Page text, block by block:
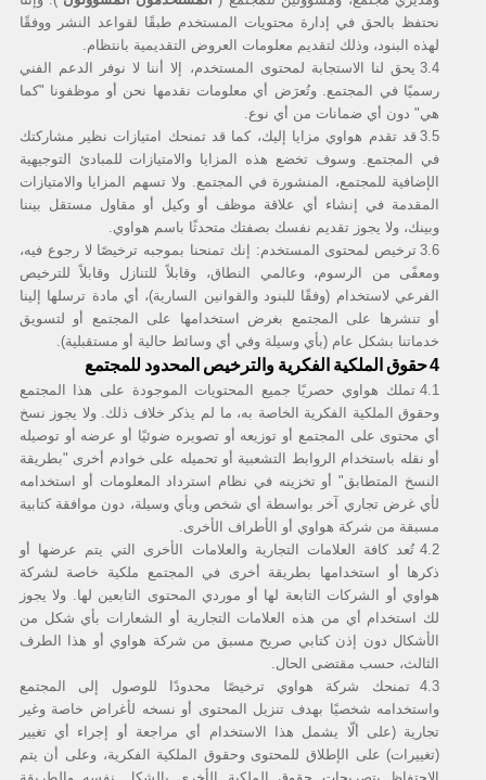
نحتفظ بالحق في إدارة محتويات المستخدم طبقًا لقواعد النشر ووفقًا
لهذه البنود، وذلك لتقديم معلومات العروض التقديمية بانتظام.
3.4 يحق لنا الاستجابة لمحتوى المستخدم، إلا أننا لا نوفر الدعم الفني
رسميًا في المجتمع. وتُعرَض أي معلومات نقدمها نحن أو موظفونا "كما
هي" دون أي ضمانات من أي نوع.
3.5 قد تقدم هواوي مزايا إليك، كما قد تمنحك امتيازات نظير مشاركتك
في المجتمع. وسوف تخضع هذه المزايا والامتيازات للمبادئ التوجيهية
الإضافية للمجتمع، المنشورة في المجتمع. ولا تسهم المزايا والامتيازات
المقدمة في إنشاء أي علاقة موظف أو وكيل أو مقاول مستقل بيننا
وبينك، ولا يجوز تقديم نفسك بصفتك متحدثًا باسم هواوي.
3.6 ترخيص لمحتوى المستخدم: إنك تمنحنا بموجبه ترخيصًا لا رجوع فيه،
ومعفًى من الرسوم، وعالمي النطاق، وقابلاً للتنازل وقابلاً للترخيص
الفرعي لاستخدام (وفقًا للبنود والقوانين السارية)، أي مادة ترسلها إلينا
أو تنشرها على المجتمع بغرض استخدامها على المجتمع أو لتسويق
خدماتنا بشكل عام (بأي وسيلة وفي أي وسائط حالية أو مستقبلية).
4حقوق الملكية الفكرية والترخيص المحدود للمجتمع
4.1 تملك هواوي حصريًا جميع المحتويات الموجودة على هذا المجتمع
وحقوق الملكية الفكرية الخاصة به، ما لم يذكر خلاف ذلك. ولا يجوز نسخ
أي محتوى على المجتمع أو توزيعه أو تصويره ضوئيًا أو عرضه أو توصيله
أو نقله باستخدام الروابط التشعبية أو تحميله على خوادم أخرى "بطريقة
النسخ المتطابق" أو تخزينه في نظام استرداد المعلومات أو استخدامه
لأي غرض تجاري آخر بواسطة أي شخص وبأي وسيلة، دون موافقة كتابية
مسبقة من شركة هواوي أو الأطراف الأخرى.
4.2 تُعد كافة العلامات التجارية والعلامات الأخرى التي يتم عرضها أو
ذكرها أو استخدامها بطريقة أخرى في المجتمع ملكية خاصة لشركة
هواوي أو الشركات التابعة لها أو موردي المحتوى التابعين لها. ولا يجوز
لك استخدام أي من هذه العلامات التجارية أو الشعارات بأي شكل من
الأشكال دون إذن كتابي صريح مسبق من شركة هواوي أو هذا الطرف
الثالث، حسب مقتضى الحال.
4.3
تمنحك شركة هواوي ترخيصًا محدودًا للوصول إلى المجتمع
واستخدامه شخصيًا بهدف تنزيل المحتوى أو نسخه لأغراض خاصة وغير
تجارية (على ألّا يشمل هذا الاستخدام أي مراجعة أو إجراء أي تغيير
(تغييرات) على الإطلاق للمحتوى وحقوق الملكية الفكرية، وعلى أن يتم